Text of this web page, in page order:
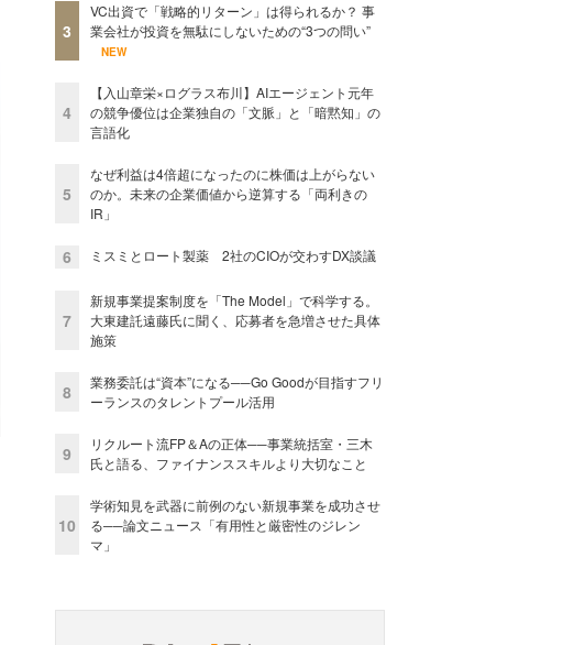
3
VC出資で「戦略的リターン」は得られるか？ 事
業会社が投資を無駄にしないための“3つの問い”
NEW
4
【入山章栄×ログラス布川】AIエージェント元年
の競争優位は企業独自の「文脈」と「暗黙知」の
言語化
5
なぜ利益は4倍超になったのに株価は上がらない
のか。未来の企業価値から逆算する「両利きの
IR」
6 ミスミとロート製薬 2社のCIOが交わすDX談議
7
新規事業提案制度を「The Model」で科学する。
大東建託遠藤氏に聞く、応募者を急増させた具体
施策
8
業務委託は“資本”になる──Go Goodが目指すフリ
ーランスのタレントプール活用
9
リクルート流FP＆Aの正体──事業統括室・三木
氏と語る、ファイナンススキルより大切なこと
10
学術知見を武器に前例のない新規事業を成功させ
る──論文ニュース「有用性と厳密性のジレン
マ」